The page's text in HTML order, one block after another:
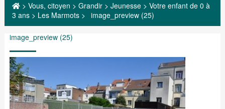
> Vous, citoyen > Grandir> Jeunesse> Votre enfant de 0 à
3 ans> Les Marmots> image_preview (25)
image_preview (25)